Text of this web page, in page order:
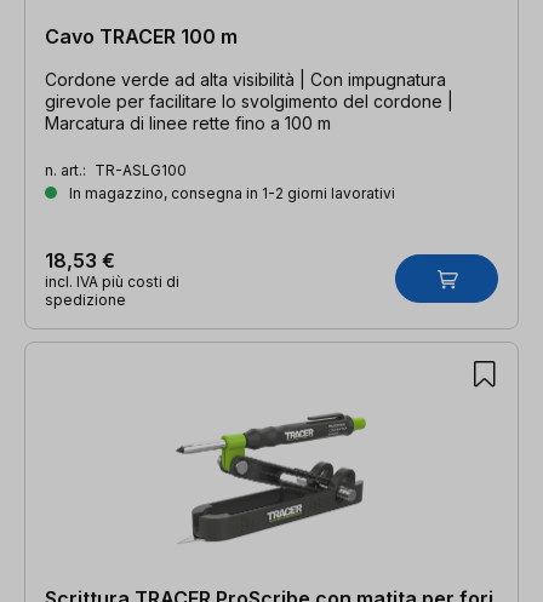
Cavo TRACER 100 m
Cordone verde ad alta visibilità | Con impugnatura
girevole per facilitare lo svolgimento del cordone |
Marcatura di linee rette fino a 100 m
n. art.: TR-ASLG100
In magazzino, consegna in 1-2 giorni lavorativi
18,53 €
incl. IVA più costi di
spedizione